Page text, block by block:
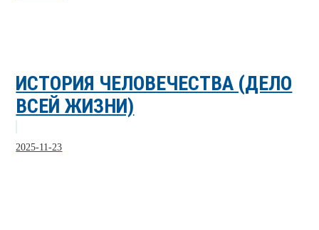
ИСТОРИЯ ЧЕЛОВЕЧЕСТВА (ДЕЛО
ВСЕЙ ЖИЗНИ)
2025-11-23